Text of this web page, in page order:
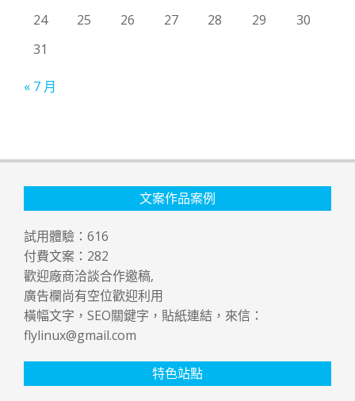
24
25 26 27 28 29
30
31
« 7 月
文案作品案例
試用體驗： 616
付費文案： 282
歡迎廠商洽談合作邀稿,
廣告欄尚有空位歡迎利用
橫幅文字，SEO關鍵字，貼紙連結，來信：
flylinux@gmail.com
特色站點